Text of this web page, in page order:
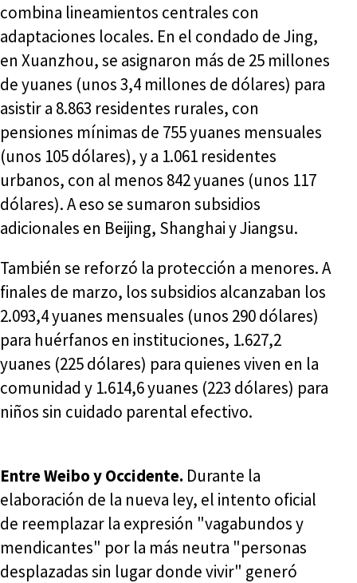
combina lineamientos centrales con
adaptaciones locales. En el condado de Jing,
en Xuanzhou, se asignaron más de 25 millones
de yuanes (unos 3,4 millones de dólares) para
asistir a 8.863 residentes rurales, con
pensiones mínimas de 755 yuanes mensuales
(unos 105 dólares), y a 1.061 residentes
urbanos, con al menos 842 yuanes (unos 117
dólares). A eso se sumaron subsidios
adicionales en Beijing, Shanghai y Jiangsu.
También se reforzó la protección a menores. A
finales de marzo, los subsidios alcanzaban los
2.093,4 yuanes mensuales (unos 290 dólares)
para huérfanos en instituciones, 1.627,2
yuanes (225 dólares) para quienes viven en la
comunidad y 1.614,6 yuanes (223 dólares) para
niños sin cuidado parental efectivo.
Entre Weibo y Occidente. Durante la
elaboración de la nueva ley, el intento oficial
de reemplazar la expresión "vagabundos y
mendicantes" por la más neutra "personas
desplazadas sin lugar donde vivir" generó